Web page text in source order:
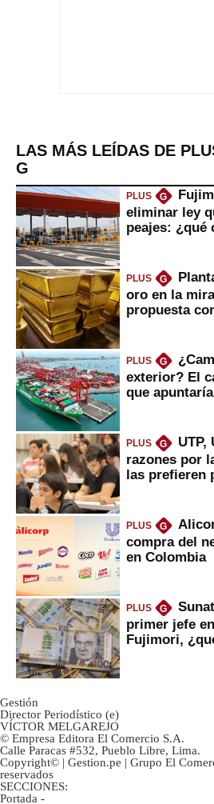
LAS MÁS LEÍDAS DE
G
PLUS G
eliminar ley
peajes: ¿qué
PLUS G
oro en la
propuesta
PLUS G
exterior? El
que
PLUS G
UTP,
razones por
las prefieren
PLUS G
compra del
en Colombia
PLUS G
primer jefe
Fujimori,
Gestión
Director Periodístico (e)
VÍCTOR MELGAREJO
© Empresa Editora El Comercio S.A.
Calle Paracas #532, Pueblo Libre, Lima.
Copyright© | Gestion.pe | Grupo El
reservados
SECCIONES:
Portada -